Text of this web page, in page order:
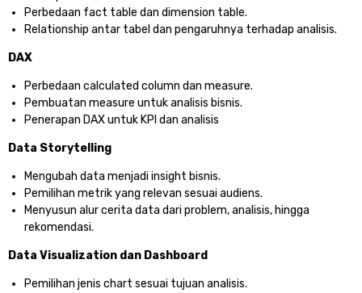
Perbedaan fact table dan dimension table.
Relationship antar tabel dan pengaruhnya terhadap analisis.
DAX
Perbedaan calculated column dan measure.
Pembuatan measure untuk analisis bisnis.
Penerapan DAX untuk KPI dan analisis
Data Storytelling
Mengubah data menjadi insight bisnis.
Pemilihan metrik yang relevan sesuai audiens.
Menyusun alur cerita data dari problem, analisis, hingga
rekomendasi.
Data Visualization dan Dashboard
Pemilihan jenis chart sesuai tujuan analisis.